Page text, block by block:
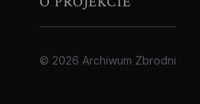
© 2026 Archiwum Zbrodni